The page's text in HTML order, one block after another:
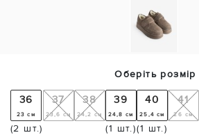
Оберіть розмір
36
23 см
(2 шт.)
37
23,6 см
38
24,2 см
39
24,8 см
(1 шт.)
40
25,4 см
(1 шт.)
41
26 см